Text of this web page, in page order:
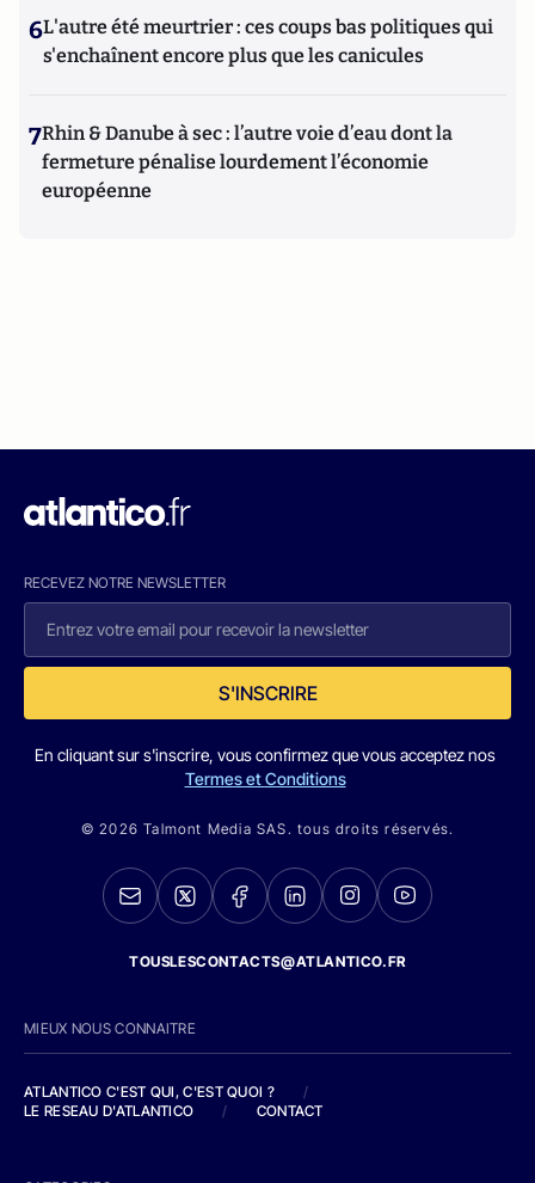
6L'autre été meurtrier : ces coups bas politiques qui
s'enchaînent encore plus que les canicules
7Rhin & Danube à sec : l’autre voie d’eau dont la
fermeture pénalise lourdement l’économie
européenne
RECEVEZ NOTRE NEWSLETTER
S'INSCRIRE
En cliquant sur s'inscrire, vous confirmez que vous acceptez nos
Termes et Conditions
© 2026 Talmont Media SAS. tous droits réservés.
TOUSLESCONTACTS@ATLANTICO.FR
MIEUX NOUS CONNAITRE
ATLANTICO C'EST QUI, C'EST QUOI ?
/
LE RESEAU D'ATLANTICO
/ CONTACT